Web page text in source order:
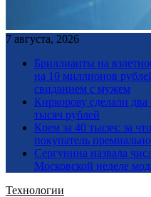
7 августа, 2026
Бриллианты на
на 10 миллионов
свиданием с мужем
Киркорову сделали
тысяч рублей
Крем за 40 тысяч: за
покупатель
Сергунина назвала
Московской неделе
Технологии